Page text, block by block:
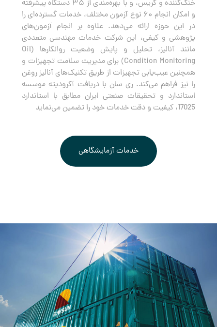
خنک‌کننده و گریس، و با بهره‌مندی از ۳۵ دستگاه پیشرفته
و امکان انجام ۶۰ نوع آزمون مختلف، خدمات گسترده‌ای را
در این حوزه ارائه می‌دهد. علاوه بر انجام آزمون‌های
پژوهشی و کیفی، این شرکت خدمات مهندسی متعددی
مانند آنالیز، تحلیل و پایش وضعیت روانکارها (Oil
Condition Monitoring) برای مدیریت سلامت تجهیزات و
همچنین عیب‌یابی تجهیزات از طریق تکنیک‌های آنالیز روغن
را نیز فراهم می‌کند. ری سان با دریافت آکرودیته موسسه
استاندارد و تحقیقات صنعتی ایران مطابق با استاندارد
17025، کیفیت و دقت خدمات خود را تضمین می‌نماید
خدمات آزمایشگاهی